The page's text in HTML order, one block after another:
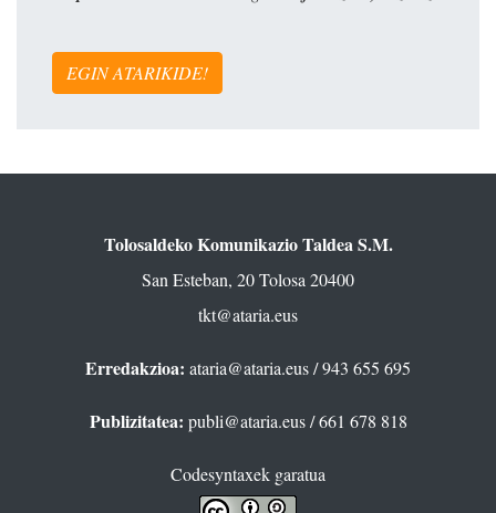
EGIN ATARIKIDE!
Tolosaldeko Komunikazio Taldea S.M.
San Esteban, 20 Tolosa 20400
tkt@ataria.eus
Erredakzioa: ataria@ataria.eus/ 943 655 695
Publizitatea: publi@ataria.eus/ 661 678 818
Codesyntaxek garatua